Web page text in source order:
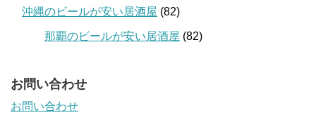
沖縄のビールが安い居酒屋 (82)
那覇のビールが安い居酒屋 (82)
お問い合わせ
お問い合わせ